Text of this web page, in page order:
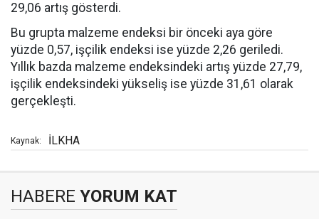
29,06 artış gösterdi.
Bu grupta malzeme endeksi bir önceki aya göre
yüzde 0,57, işçilik endeksi ise yüzde 2,26 geriledi.
Yıllık bazda malzeme endeksindeki artış yüzde 27,79,
işçilik endeksindeki yükseliş ise yüzde 31,61 olarak
gerçekleşti.
Kaynak: İLKHA
HABERE YORUM KAT